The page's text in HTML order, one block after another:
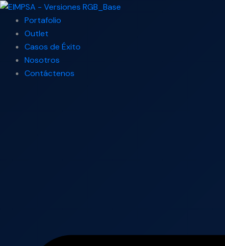
Ir
contenido
Portafolio
Outlet
Casos de Éxito
Nosotros
Contáctenos
Search